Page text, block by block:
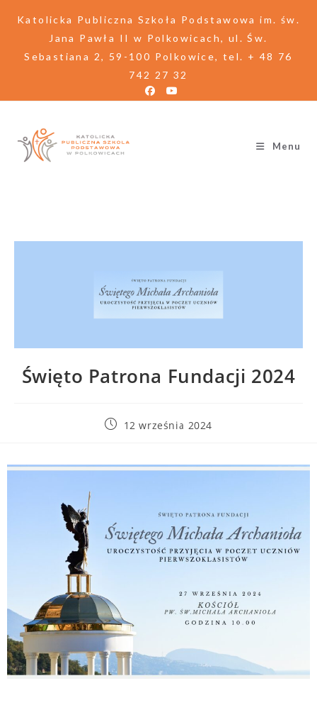
Katolicka Publiczna Szkoła Podstawowa im. św.
Jana Pawła II w Polkowicach, ul. Św.
Sebastiana 2, 59-100 Polkowice, tel. + 48 76
742 27 32
Menu
Święto Patrona Fundacji 2024
12 września 2024